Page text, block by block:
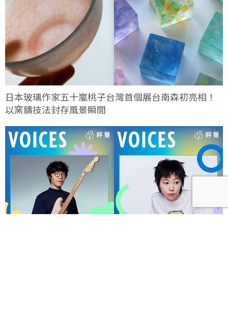
日本玻璃作家五十嵐桃子台灣首個展台南森初亮相！
以窯鑄技法封存風景瞬間